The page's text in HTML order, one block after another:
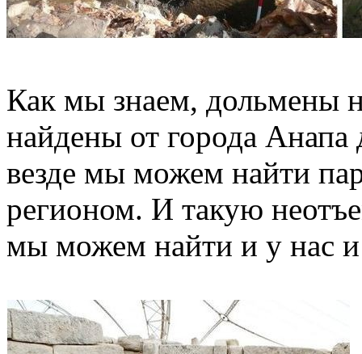
Как мы знаем, дольмены
найдены от города
везде мы можем найти
регионом. И такую
мы можем найти и у нас